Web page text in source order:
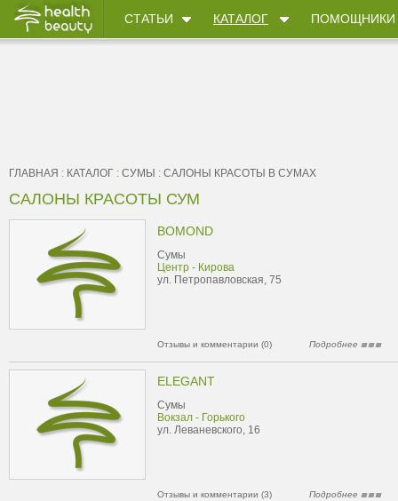
СТАТЬИ КАТАЛОГ ПОМОЩНИКИ
ГЛАВНАЯ : КАТАЛОГ : СУМЫ : САЛОНЫ КРАСОТЫ В СУМАХ
САЛОНЫ КРАСОТЫ СУМ
BOMOND
Сумы
Центр - Кирова
ул. Петропавловская, 75
Отзывы и комментарии (0) Подробнее
ELEGANT
Сумы
Вокзал - Горького
ул. Леваневского, 16
Отзывы и комментарии (3) Подробнее